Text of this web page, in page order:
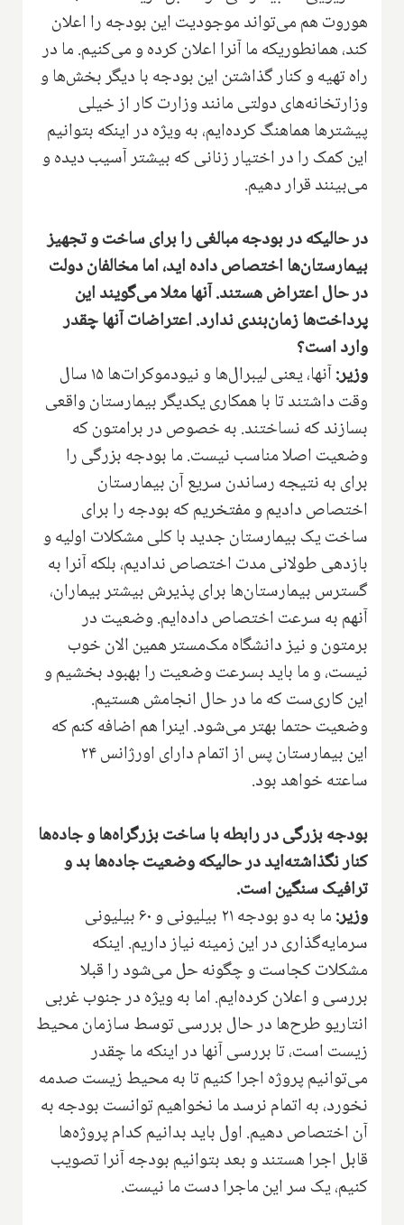
هوروت هم می‌تواند موجودیت این بودجه را اعلان
کند، همانطوریکه ما آنرا اعلان کرده و می‌کنیم. ما در
راه تهیه و کنار گذاشتن این بودجه با دیگر بخش‌ها و
وزارتخانه‌های دولتی مانند وزارت کار از خیلی
پیشترها هماهنگ کرده‌ایم، به ویژه در اینکه بتوانیم
این کمک را در اختیار زنانی که بیشتر آسیب دیده و
می‌بینند قرار دهیم.
در حالیکه در بودجه مبالغی را برای ساخت و تجهیز
بیمارستان‌ها اختصاص داده اید، اما مخالفان دولت
در حال اعتراض هستند. آنها مثلا می‌گویند این
پرداخت‌ها زمان‌بندی ندارد. اعتراضات آنها چقدر
وارد است؟
وزیر:
آنها، یعنی لیبرال‌ها و نیودموکرات‌ها ۱۵ سال
وقت داشتند تا با همکاری یکدیگر بیمارستان واقعی
بسازند که نساختند. به خصوص در برامتون که
وضعیت اصلا مناسب نیست. ما بودجه بزرگی را
برای به نتیجه رساندن سریع آن بیمارستان
اختصاص دادیم و مفتخریم که بودجه را برای
ساخت یک بیمارستان جدید با کلی مشکلات اولیه و
بازدهی طولانی مدت اختصاص ندادیم، بلکه آنرا به
گسترس بیمارستان‌ها برای پذیرش بیشتر بیماران،
آنهم به سرعت اختصاص داده‌ایم. وضعیت در
برمتون و نیز دانشگاه مک‌مستر همین الان خوب
نیست، و ما باید بسرعت وضعیت را بهبود بخشیم و
این کاری‌ست که ما در حال انجامش هستیم.
وضعیت حتما بهتر می‌شود. اینرا هم اضافه کنم که
این بیمارستان پس از اتمام دارای اورژانس ۲۴
ساعته خواهد بود.
بودجه بزرگی در رابطه با ساخت بزرگراه‌ها و جاده‌ها
کنار نگذاشته‌اید در حالیکه وضعیت جاده‌ها بد و
ترافیک سنگین است.
وزیر:
ما به دو بودجه ۲۱ بیلیونی و ۶۰ بیلیونی
سرمایه‌گذاری در این زمینه نیاز داریم. اینکه
مشکلات کجاست و چگونه حل می‌شود را قبلا
بررسی و اعلان کرده‌ایم. اما به ویژه در جنوب غربی
انتاریو طرح‌ها در حال بررسی توسط سازمان محیط
زیست است، تا بررسی آنها در اینکه ما چقدر
می‌توانیم پروژه اجرا کنیم تا به محیط زیست صدمه
نخورد، به اتمام نرسد ما نخواهیم توانست بودجه به
آن اختصاص دهیم. اول باید بدانیم کدام پروژه‌ها
قابل اجرا هستند و بعد بتوانیم بودجه آنرا تصویب
کنیم، یک سر این ماجرا دست ما نیست.